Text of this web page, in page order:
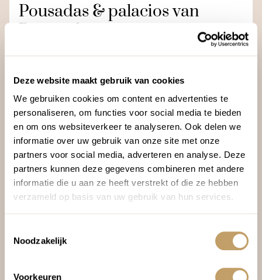
Deze website maakt gebruik van cookies
We gebruiken cookies om content en advertenties te
personaliseren, om functies voor social media te bieden
en om ons websiteverkeer te analyseren. Ook delen we
informatie over uw gebruik van onze site met onze
partners voor social media, adverteren en analyse. Deze
partners kunnen deze gegevens combineren met andere
informatie die u aan ze heeft verstrekt of die ze hebben
verzameld op basis van uw gebruik van hun services.
Noodzakelijk
Voorkeuren
Pousadas & palacios van
Portugal
12 dagen
Fly & drives
Porto > Minho > Serra da Estrela > Alentejo > Lissabon
Cultuur
Natuur
Vanaf € 1.875,-